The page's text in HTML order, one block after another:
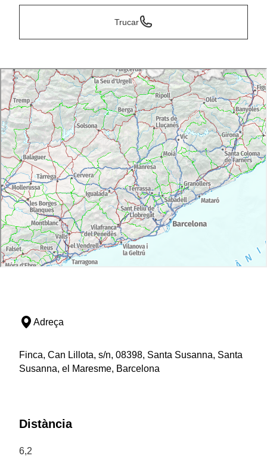
Trucar
Adreça
Finca, Can Lillota, s/n, 08398, Santa Susanna, Santa
Susanna, el Maresme, Barcelona
Distància
6,2